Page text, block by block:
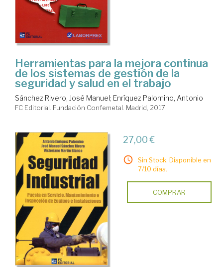
Herramientas para la mejora continua
de los sistemas de gestión de la
seguridad y salud en el trabajo
Sánchez Rivero, José Manuel; Enríquez Palomino, Antonio
FC Editorial. Fundación Confemetal. Madrid, 2017
27,00 €
Sin Stock. Disponible en
7/10 días.
COMPRAR